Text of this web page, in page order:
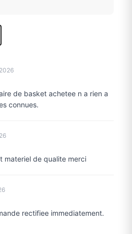
de basket achetee n a rien a
connues.
materiel de qualite merci
rectifiee immediatement.